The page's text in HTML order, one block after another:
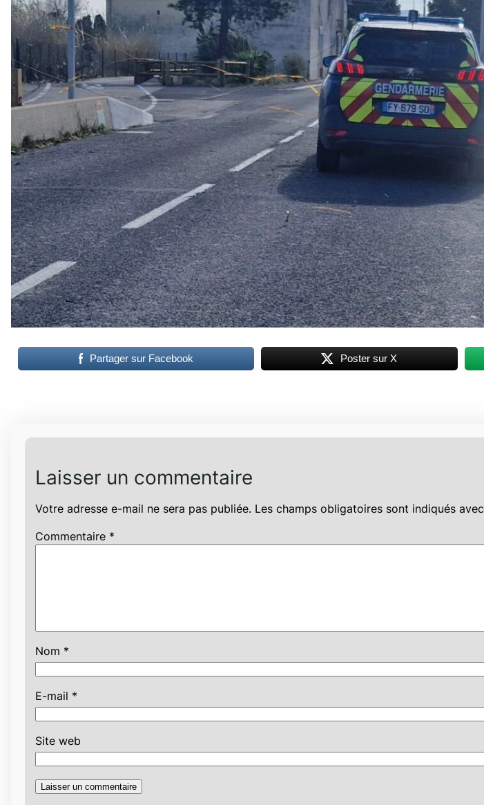
Partager sur Facebook Poster sur X
Laisser un commentaire
Votre adresse e-mail ne sera pas publiée. Les champs obligatoires sont indiqués avec
Commentaire *
Nom *
E-mail *
Site web